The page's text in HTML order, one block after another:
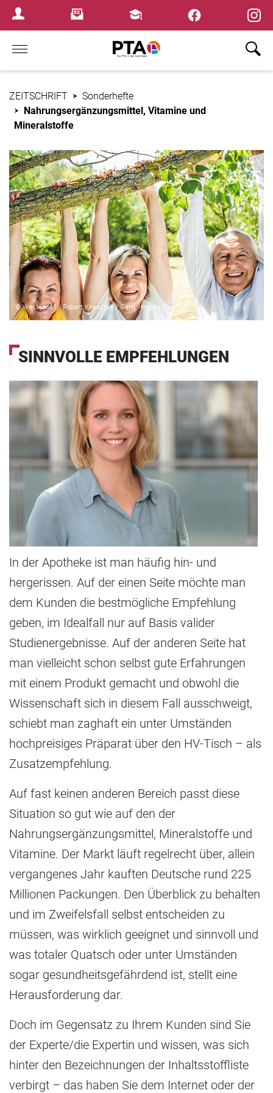
Login MenuNewsletterFortbildungen
Home
ZEITSCHRIFT
Sonderhefte
Nahrungsergänzungsmittel, Vitamine und
Mineralstoffe
© Westend61 / Robert Kneschke / Getty Images Plus
SINNVOLLE EMPFEHLUNGEN
In der Apotheke ist man häufig hin- und
hergerissen. Auf der einen Seite möchte man
dem Kunden die bestmögliche Empfehlung
geben, im Idealfall nur auf Basis valider
Studienergebnisse. Auf der anderen Seite hat
man vielleicht schon selbst gute Erfahrungen
mit einem Produkt gemacht und obwohl die
Wissenschaft sich in diesem Fall ausschweigt,
schiebt man zaghaft ein unter Umständen
hochpreisiges Präparat über den HV-Tisch – als
Zusatzempfehlung.
Auf fast keinen anderen Bereich passt diese
Situation so gut wie auf den der
Nahrungsergänzungsmittel, Mineralstoffe und
Vitamine. Der Markt läuft regelrecht über, allein
vergangenes Jahr kauften Deutsche rund 225
Millionen Packungen. Den Überblick zu behalten
und im Zweifelsfall selbst entscheiden zu
müssen, was wirklich geeignet und sinnvoll und
was totaler Quatsch oder unter Umständen
sogar gesundheitsgefährdend ist, stellt eine
Herausforderung dar.
Doch im Gegensatz zu Ihrem Kunden sind Sie
der Experte/die Expertin und wissen, was sich
hinter den Bezeichnungen der Inhaltsstoffliste
verbirgt – das haben Sie dem Internet oder der
×